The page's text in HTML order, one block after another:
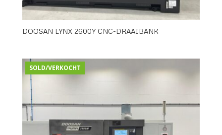
DOOSAN LYNX 2600Y CNC-DRAAIBANK
SOLD/VERKOCHT